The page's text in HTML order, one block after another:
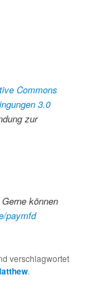
Commons
3.0
zur
können
paymfd
verschlagwortet
.